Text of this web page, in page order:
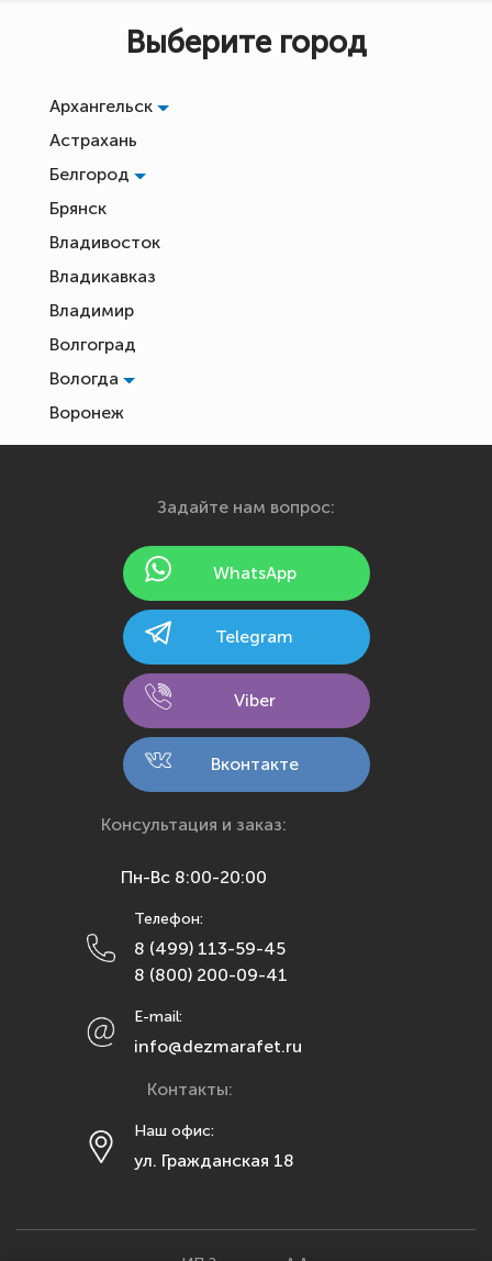
Выберите город
Архангельск
Астрахань
Белгород
Брянск
Владивосток
Владикавказ
Владимир
Волгоград
Вологда
Воронеж
Екатеринбург
Йошкар-Ола
Калининград
Кемерово
Кострома
Краснодар
Красноярск
Махачкала
Москва
Набережные Челны
Нижний Новгород
Новосибирск
Омск
Пенза
Задайте нам вопрос:
WhatsApp
Telegram
Viber
Вконтакте
Консультация и заказ:
Пн-Вс 8:00-20:00
Телефон:
8 (499) 113-59-45
8 (800) 200-09-41
E-mail:
info@dezmarafet.ru
Контакты:
Наш офис:
ул. Гражданская 18